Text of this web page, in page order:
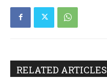
RELATED ARTICLES